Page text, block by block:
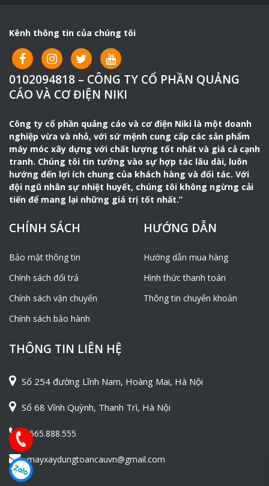
Kênh thông tin của chúng tôi
0102094818 – CÔNG TY CỔ PHẦN QUẢNG
CÁO VÀ CƠ ĐIỆN NIKI
Công ty cổ phần quảng cáo và cơ điện Niki là một doanh
nghiệp vừa và nhỏ, với sứ mệnh cung cấp các sản phẩm
máy móc xây dựng với chất lượng tốt nhất và giá cả cạnh
tranh. Chúng tôi tin tưởng vào sự hợp tác lâu dài, luôn
hướng đến lợi ích chung của khách hàng và đối tác. Với
đội ngũ nhân sự nhiệt huyết, chúng tôi không ngừng cải
tiến để mang lại những giá trị tốt nhất.”
CHÍNH SÁCH
Bảo mật thông tin
Chính sách đổi trả
Chính sách vận chuyển
Chính sách bảo hành
HƯỚNG DẪN
Hướng dẫn mua hàng
Hình thức thanh toán
Thông tin chuyển khoản
THÔNG TIN LIÊN HỆ
Số 254 đường Lĩnh Nam, Hoàng Mai, Hà Nội
Số 68 Vĩnh Quỳnh, Thanh Trì, Hà Nội
0565.888.555
mayxaydungtoancauvn@gmail.com